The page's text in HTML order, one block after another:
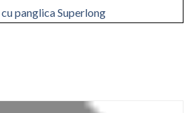
panglica Superlong